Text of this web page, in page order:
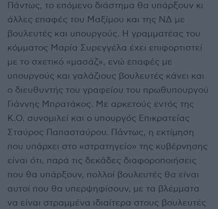
Πάντως, το επόμενο διάστημα θα υπάρξουν κι
άλλες επαφές του Μαξίμου και της ΝΔ με
βουλευτές και υπουργούς. Η γραμματέας του
κόμματος Μαρία Συρεγγέλα έχει επιφορτιστεί
με το σχετικό «μασάζ», ενώ επαφές με
υπουργούς και γαλάζιους βουλευτές κάνει και
ο διευθυντής του γραφείου του πρωθυπουργού
Γιάννης Μπρατάκος. Με αρκετούς εντός της
Κ.Ο. συνομιλεί και ο υπουργός Επικρατείας
Σταύρος Παπασταύρου. Πάντως, η εκτίμηση
που υπάρχει στο «στρατηγείο» της κυβέρνησης
είναι ότι, παρά τις δεκάδες διαφοροποιήσεις
που θα υπάρξουν, πολλοί βουλευτές θα είναι
αυτοί που θα υπερψηφίσουν, με τα βλέμματα
να είναι στραμμένα ιδιαίτερα στους βουλευτές